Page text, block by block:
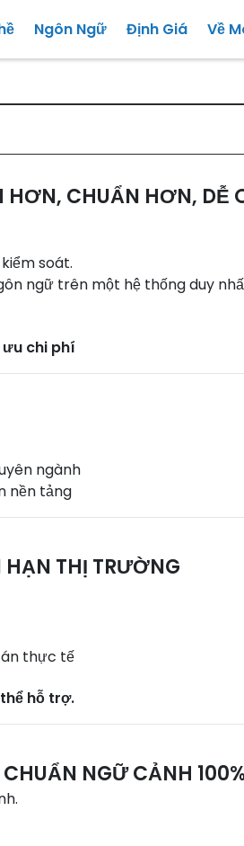
Ngôn Ngữ Định Giá Về
CHUẨN HƠN, DỄ
soát.
ngữ trên một hệ thống duy
chi phí
ngành
nền tảng
THỊ TRƯỜNG
án thực tế
hỗ trợ.
NGỮ CẢNH 100%